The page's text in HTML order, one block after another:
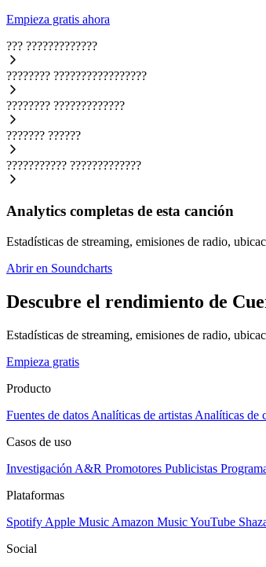
Empieza gratis ahora
??? ?????????????
???????? ?????????????????
???????? ?????????????
??????? ??????
??????????? ?????????????
Analytics completas de esta canción
Estadísticas de streaming, emisiones de radio,
Abrir en Soundcharts
Descubre el rendimiento de
Estadísticas de streaming, emisiones de radio,
Empieza gratis
Producto
Fuentes de datos Analíticas de artistas Analíticas de
Casos de uso
Investigación A&R Promotores Publicistas
Plataformas
Spotify Apple Music Amazon MusicYouTube
Social